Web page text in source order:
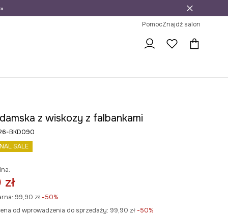
na zwrot
PomocZnajdź salon
z wiskozy z falbankami
BKD090
SALE
99,90 zł-50%
od wprowadzenia do sprzedaży: 99,90 zł -50%